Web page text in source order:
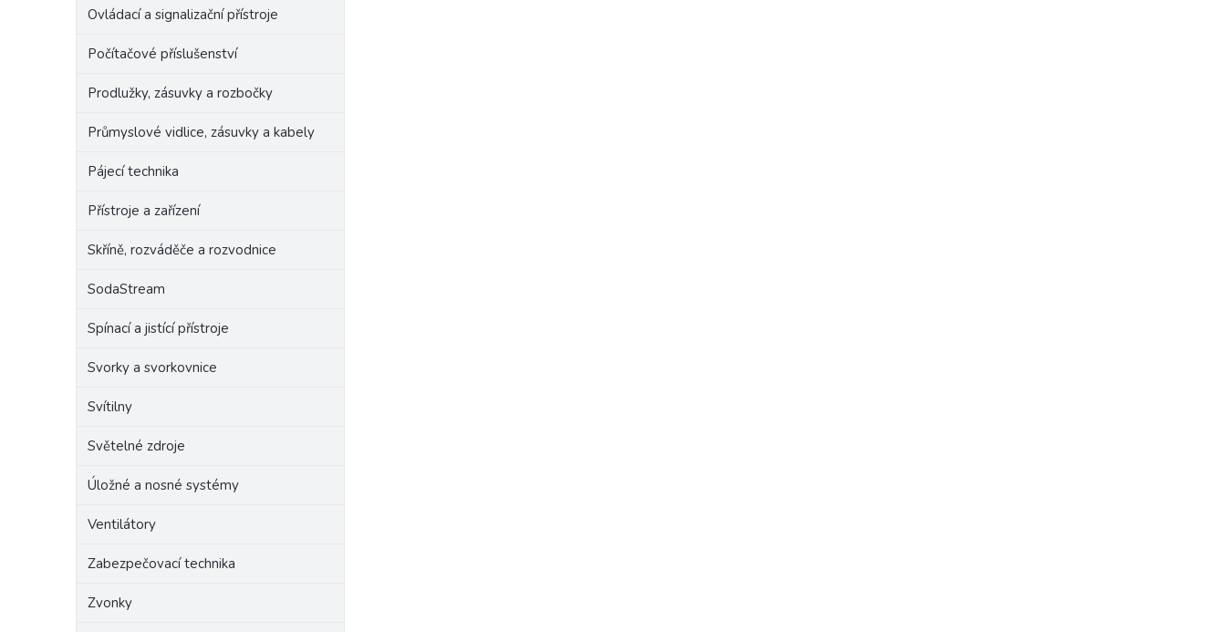
Ovládací a signalizační přístroje
Počítačové příslušenství
Prodlužky, zásuvky a rozbočky
Průmyslové vidlice, zásuvky a kabely
Pájecí technika
Přístroje a zařízení
Skříně, rozváděče a rozvodnice
SodaStream
Spínací a jistící přístroje
Svorky a svorkovnice
Svítilny
Světelné zdroje
Úložné a nosné systémy
Ventilátory
Zabezpečovací technika
Zvonky